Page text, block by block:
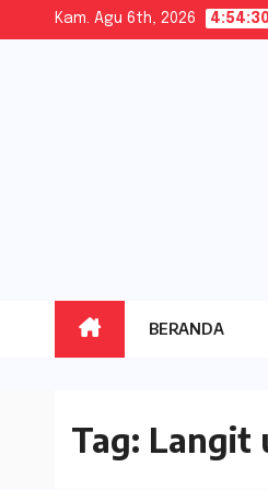
Kam. Agu 6th, 2026
BERANDA
Tag: Langit